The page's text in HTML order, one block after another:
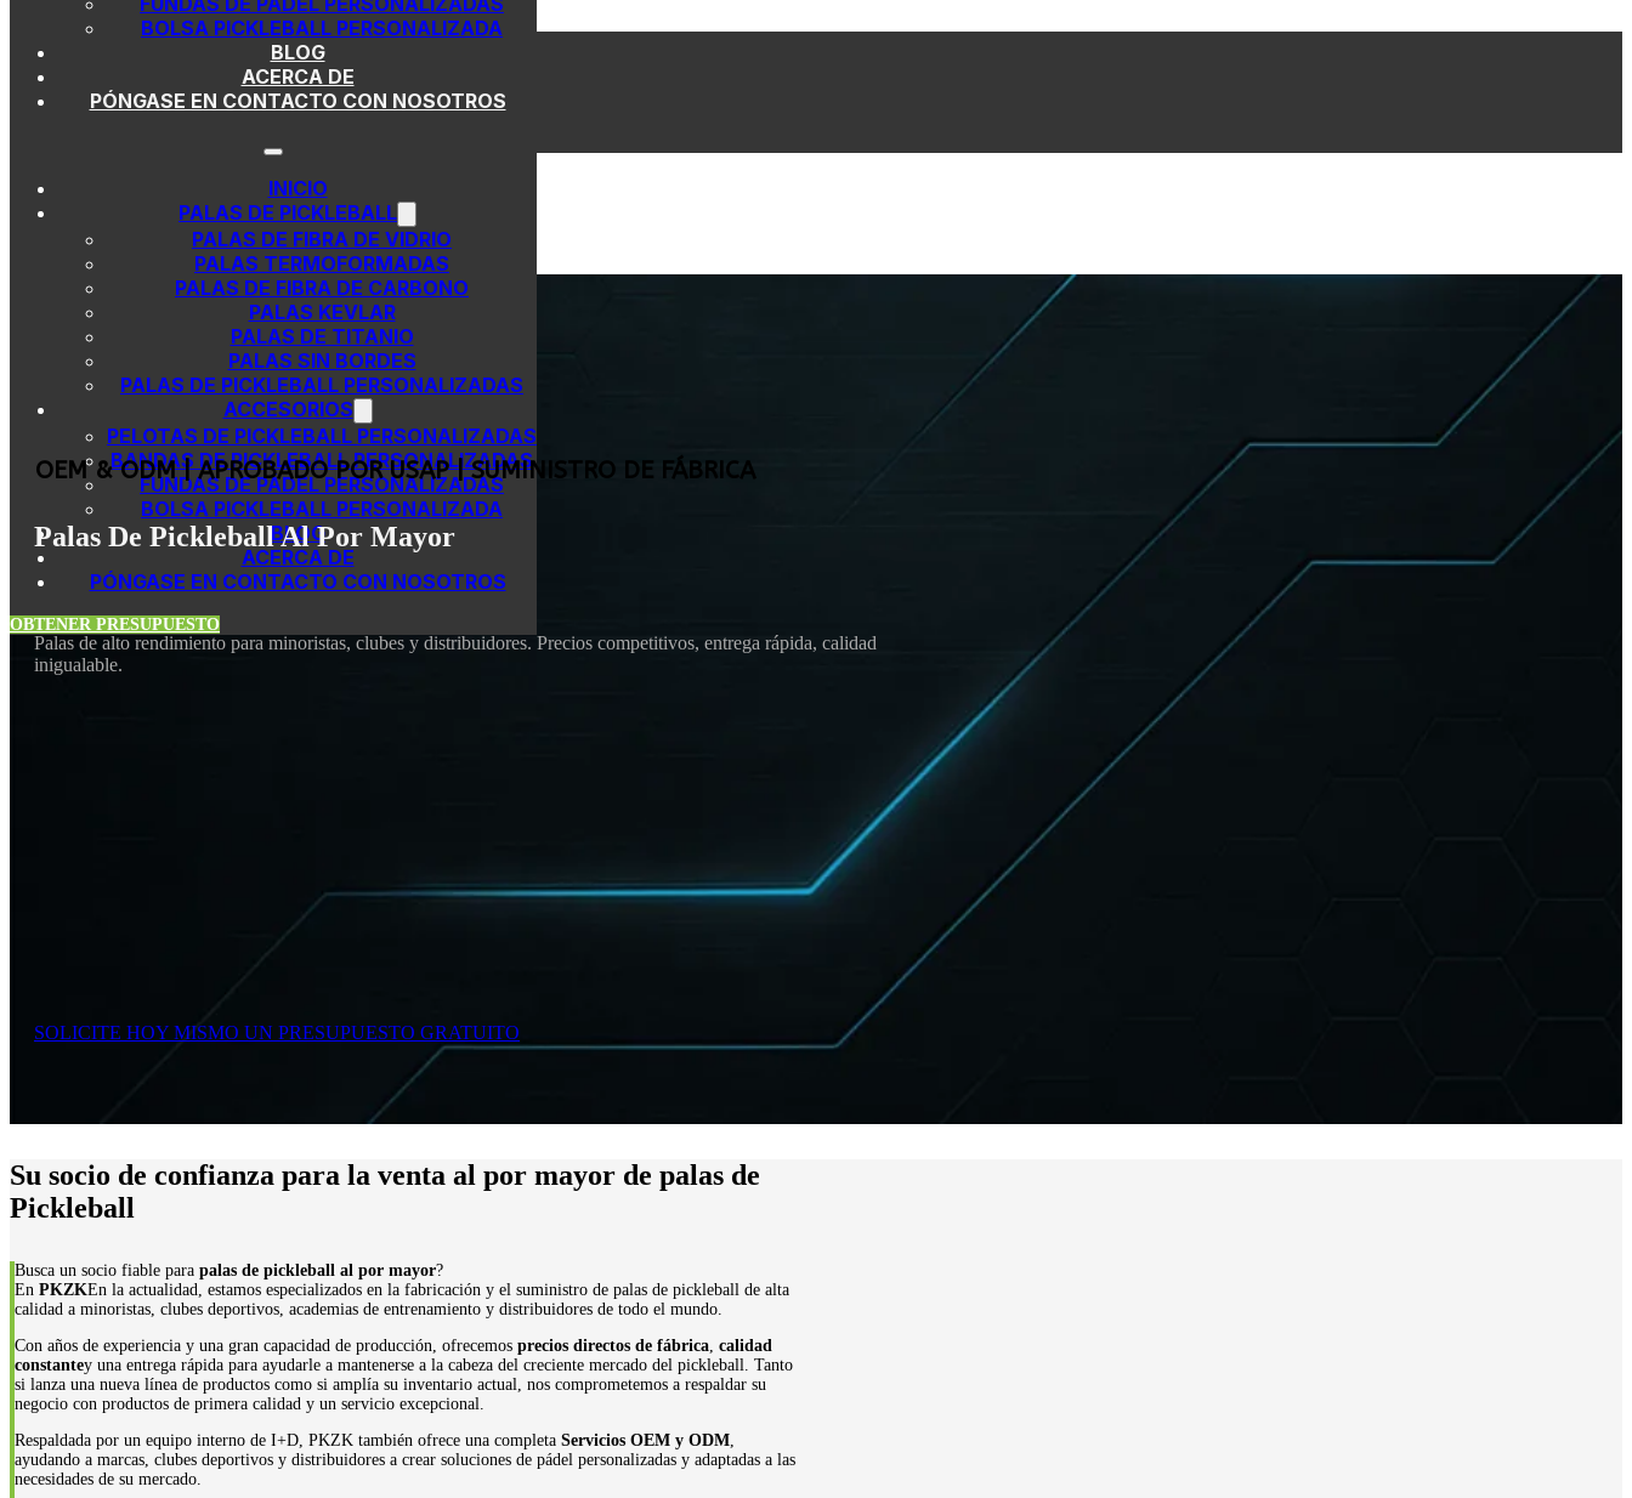
Saltar al contenido principal Saltar al pie de página
BOLSA PICKLEBALL PERSONALIZADA
BLOG
ACERCA DE
PÓNGASE EN CONTACTO CON NOSOTROS
INICIO
PALAS DE PICKLEBALL
PALAS DE FIBRA DE VIDRIO
PALAS TERMOFORMADAS
PALAS DE FIBRA DE CARBONO
PALAS KEVLAR
PALAS DE TITANIO
PALAS SIN BORDES
PALAS DE PICKLEBALL PERSONALIZADAS
ACCESORIOS
PELOTAS DE PICKLEBALL PERSONALIZADAS
BANDAS DE PICKLEBALL PERSONALIZADAS
FUNDAS DE PÁDEL PERSONALIZADAS
BOLSA PICKLEBALL PERSONALIZADA
BLOG
ACERCA DE
PÓNGASE EN CONTACTO CON NOSOTROS
OBTENER PRESUPUESTO
OEM & ODM | APROBADO POR USAP | SUMINISTRO DE FÁBRICA
Palas De Pickleball Al Por Mayor
Palas de alto rendimiento para minoristas, clubes y distribuidores. Precios competitivos, entrega rápida, calidad
inigualable.
SOLICITE HOY MISMO UN PRESUPUESTO GRATUITO
Su socio de confianza para la venta al por mayor de palas de
Pickleball
Busca un socio fiable para palas de pickleball al por mayor?
En PKZKEn la actualidad, estamos especializados en la fabricación y el suministro de palas de pickleball de alta
calidad a minoristas, clubes deportivos, academias de entrenamiento y distribuidores de todo el mundo.
Con años de experiencia y una gran capacidad de producción, ofrecemos precios directos de fábrica, calidad
constantey una entrega rápida para ayudarle a mantenerse a la cabeza del creciente mercado del pickleball. Tanto
si lanza una nueva línea de productos como si amplía su inventario actual, nos comprometemos a respaldar su
negocio con productos de primera calidad y un servicio excepcional.
Respaldada por un equipo interno de I+D, PKZK también ofrece una completa Servicios OEM y ODM,
ayudando a marcas, clubes deportivos y distribuidores a crear soluciones de pádel personalizadas y adaptadas a las
necesidades de su mercado.